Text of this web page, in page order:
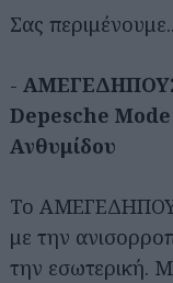
Σας
- ΑΜΕΓΕΔΗΠΟΥ2
Depesche
Ανθυμίδου
Το ΑΜΕΓΕΔΗΠΟΥ2
με την
την εσωτερική.